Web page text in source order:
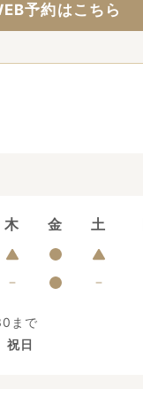
予約はこちら
まで
祝日
木 金 土